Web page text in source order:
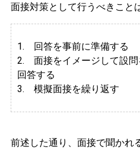
面接対策として行うべきこと
1. 回答を事前に準備する
2. 面接をイメージして設
回答する
3. 模擬面接を繰り返す
前述した通り、面接で聞かれ